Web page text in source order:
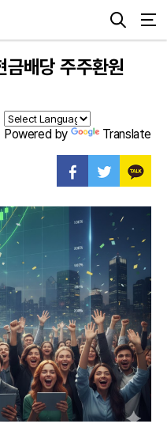
금배당 주주환원
Powered by Translate